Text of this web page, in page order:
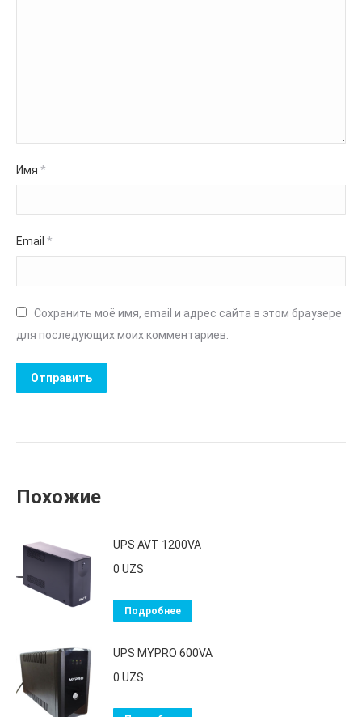
Имя *
Email *
Сохранить моё имя, email и адрес сайта в этом браузере
для последующих моих комментариев.
Похожие
UPS AVT 1200VA
0 UZS
Подробнее
UPS MYPRO 600VA
0 UZS